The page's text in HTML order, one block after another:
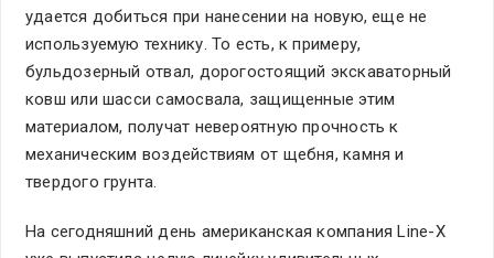
удается добиться при нанесении на новую, еще не
используемую технику. То есть, к примеру,
бульдозерный отвал, дорогостоящий экскаваторный
ковш или шасси самосвала, защищенные этим
материалом, получат невероятную прочность к
механическим воздействиям от щебня, камня и
твердого грунта.
На сегодняшний день американская компания Line-X